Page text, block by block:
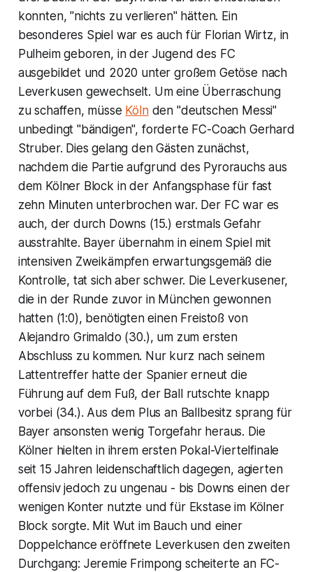
konnten, "nichts zu verlieren" hätten. Ein
besonderes Spiel war es auch für Florian Wirtz, in
Pulheim geboren, in der Jugend des FC
ausgebildet und 2020 unter großem Getöse nach
Leverkusen gewechselt. Um eine Überraschung
zu schaffen, müsse Kölnden "deutschen Messi"
unbedingt "bändigen", forderte FC-Coach Gerhard
Struber. Dies gelang den Gästen zunächst,
nachdem die Partie aufgrund des Pyrorauchs aus
dem Kölner Block in der Anfangsphase für fast
zehn Minuten unterbrochen war. Der FC war es
auch, der durch Downs (15.) erstmals Gefahr
ausstrahlte. Bayer übernahm in einem Spiel mit
intensiven Zweikämpfen erwartungsgemäß die
Kontrolle, tat sich aber schwer. Die Leverkusener,
die in der Runde zuvor in München gewonnen
hatten (1:0), benötigten einen Freistoß von
Alejandro Grimaldo (30.), um zum ersten
Abschluss zu kommen. Nur kurz nach seinem
Lattentreffer hatte der Spanier erneut die
Führung auf dem Fuß, der Ball rutschte knapp
vorbei (34.). Aus dem Plus an Ballbesitz sprang für
Bayer ansonsten wenig Torgefahr heraus. Die
Kölner hielten in ihrem ersten Pokal-Viertelfinale
seit 15 Jahren leidenschaftlich dagegen, agierten
offensiv jedoch zu ungenau - bis Downs einen der
wenigen Konter nutzte und für Ekstase im Kölner
Block sorgte. Mit Wut im Bauch und einer
Doppelchance eröffnete Leverkusen den zweiten
Durchgang: Jeremie Frimpong scheiterte an FC-